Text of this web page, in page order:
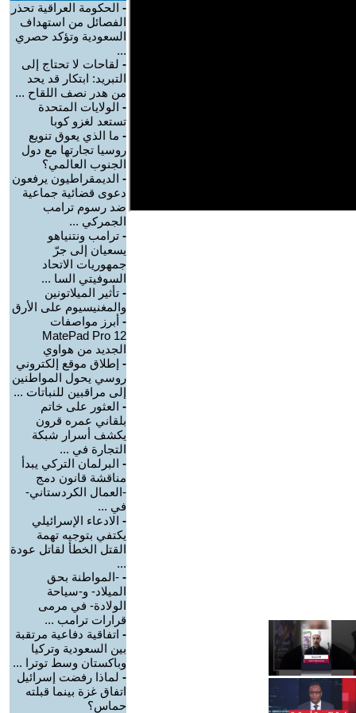
- الحكومة العراقية تحذر
الفصائل من استهداف
السعودية وتؤكد حصري
...
- لقاحات لا تحتاج إلى
التبريد: ابتكار قد يحد
من هدر نصف اللقاح ...
- الولايات المتحدة
تستعد لغزو كوبا
- ما الذي يعوق تنويع
روسيا تجارتها مع دول
الجنوب العالمي؟
- الديمقراطيون يرفعون
دعوى قضائية جماعية
ضد رسوم ترامب
الجمركي ...
- ترامب ونتنياهو
يسعيان إلى جرّ
جمهوريات الاتحاد
السوفيتي السا ...
- تأثير الميلاتونين
والمغنيسيوم على الأرق
- أبرز مواصفات
MatePad Pro 12
الجديد من هواوي
- إطلاق موقع إلكتروني
روسي يحول المواطنين
إلى مراقبين للنباتات ...
- العثور على خاتم
بلقاني عمره قرون
يكشف أسرار شبكة
التجارة في ...
- البرلمان التركي يبدأ
مناقشة قانون دمج
-العمال الكردستاني-
في ...
- الادعاء الإسرائيلي
يكتفي بتوجيه تهمة
القتل الخطأ لقاتل عودة
...
- -المواطنة بحق
الميلاد- و-سياحة
الولادة- في مرمى
قرارات ترامب ...
- اتفاقية دفاعية مرتقبة
بين السعودية وتركيا
وباكستان وسط توترا ...
- لماذا رفضت إسرائيل
اتفاق غزة بينما قبلته
حماس؟